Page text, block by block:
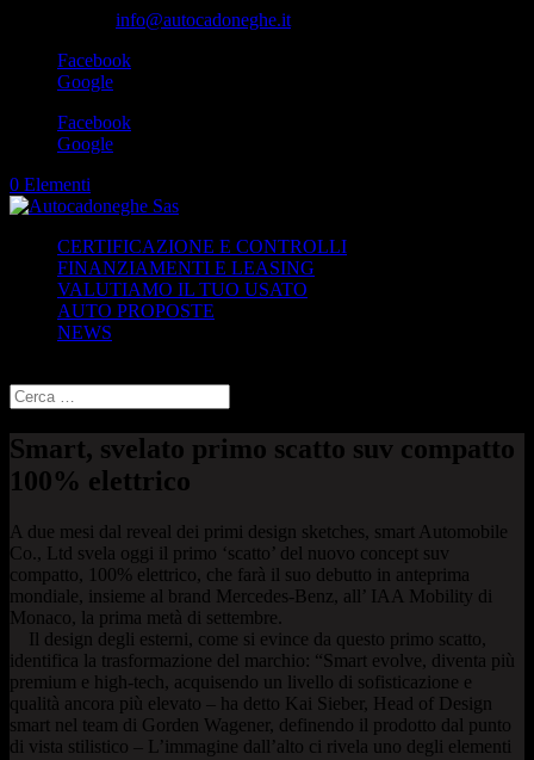
info@autocadoneghe.it
Facebook
Google
Facebook
Google
0 Elementi
CERTIFICAZIONE E CONTROLLI
FINANZIAMENTI E LEASING
VALUTIAMO IL TUO USATO
AUTO PROPOSTE
NEWS
Smart, svelato primo scatto suv compatto
100% elettrico
A due mesi dal reveal dei primi design sketches, smart Automobile
Co., Ltd svela oggi il primo ‘scatto’ del nuovo concept suv
compatto, 100% elettrico, che farà il suo debutto in anteprima
mondiale, insieme al brand Mercedes-Benz, all’ IAA Mobility di
Monaco, la prima metà di settembre.
Il design degli esterni, come si evince da questo primo scatto,
identifica la trasformazione del marchio: “Smart evolve, diventa più
premium e high-tech, acquisendo un livello di sofisticazione e
qualità ancora più elevato – ha detto Kai Sieber, Head of Design
smart nel team di Gorden Wagener, definendo il prodotto dal punto
di vista stilistico – L’immagine dall’alto ci rivela uno degli elementi